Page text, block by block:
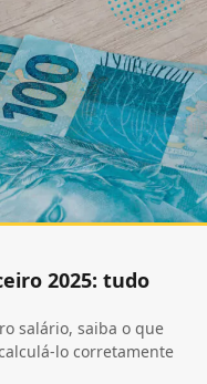
2025: tudo
salário, saiba o que
lo corretamente